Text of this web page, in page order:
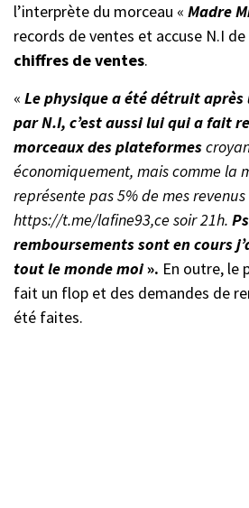
l’interprète du morceau « Madre
records de ventes et accuse N.I
chiffres de ventes.
« Le physique a été détruit
par N.I, c’est aussi lui qui a fait
morceaux des plateformes
économiquement, mais comme la
représente pas 5% de mes
https://t.me/lafine93,ce soir 21h.
remboursements sont en cours
tout le monde moi». En outre, le
fait un flop et des demandes de
été faites.